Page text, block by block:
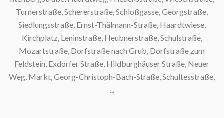
Turnerstraße, Schererstraße, Schloßgasse, Georgstraße,
Siedlungsstraße, Ernst-Thälmann-Straße, Haardtwiese,
Kirchplatz, Leninstraße, Heubnerstraße, Schulstraße,
Mozartstraße, Dorfstraße nach Grub, Dorfstraße zum
Feldstein, Exdorfer Straße, Hildburghäuser Straße, Neuer
Weg, Markt, Georg-Christoph-Bach-Straße, Schultesstraße,
...